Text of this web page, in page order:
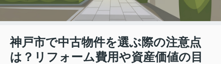
神戸市で中古物件を選ぶ際の注意点
は？リフォーム費用や資産価値の目